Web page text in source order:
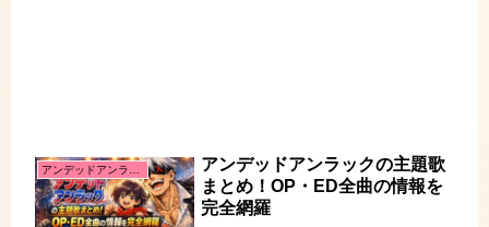
アンデッドアンラックの主題歌
まとめ！OP・ED全曲の情報を
完全網羅